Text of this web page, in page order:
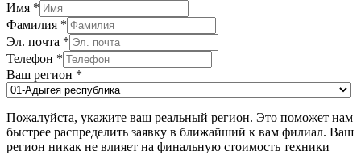
Имя *
Фамилия *
Эл. почта *
Телефон *
Ваш регион *
Пожалуйста, укажите ваш реальный регион. Это поможет нам
быстрее распределить заявку в ближайший к вам филиал. Ваш
регион никак не влияет на финальную стоимость техники